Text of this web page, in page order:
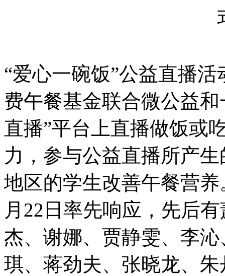
“爱心一碗饭”公益直播
费午餐基金联合微公益
直播”平台上直播做饭或
力，参与公益直播所产
地区的学生改善午餐营
月22日率先响应，先后
杰、谢娜、贾静雯、李
琪、蒋劲夫、张晓龙、